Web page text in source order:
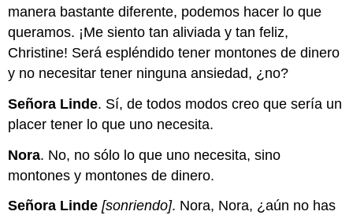
manera bastante diferente, podemos hacer lo que
queramos. ¡Me siento tan aliviada y tan feliz,
Christine! Será espléndido tener montones de dinero
y no necesitar tener ninguna ansiedad, ¿no?
Señora Linde. Sí, de todos modos creo que sería un
placer tener lo que uno necesita.
Nora. No, no sólo lo que uno necesita, sino
montones y montones de dinero.
Señora Linde [sonriendo]. Nora, Nora, ¿aún no has